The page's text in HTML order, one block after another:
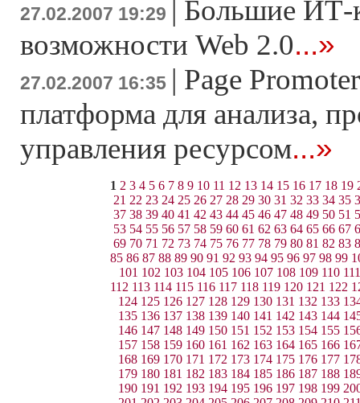
27.02.2007 19:29
Большие ИТ-
возможности Web 2.0...»
27.02.2007 16:35 | Page
платформа для анализа,
управления ресурсом...»
1 2 3 4 5 6 7 8 9 10 11 12 13 14 15 16 17 18 19
21 22 23 24 25 26 27 28 29 30 31 32 33 34 35
37 38 39 40 41 42 43 44 45 46 47 48 49 50 51
53 54 55 56 57 58 59 60 61 62 63 64 65 66 67
69 70 71 72 73 74 75 76 77 78 79 80 81 82 83
85 86 87 88 89 90 91 92 93 94 95 96 97 98 99
101 102 103 104 105 106 107 108 109 110 111
112 113 114 115 116 117 118 119 120 121 122
124 125 126 127 128 129 130 131 132 133
135 136 137 138 139 140 141 142 143 144
146 147 148 149 150 151 152 153 154 155
157 158 159 160 161 162 163 164 165 166
168 169 170 171 172 173 174 175 176 177
179 180 181 182 183 184 185 186 187 188
190 191 192 193 194 195 196 197 198 199